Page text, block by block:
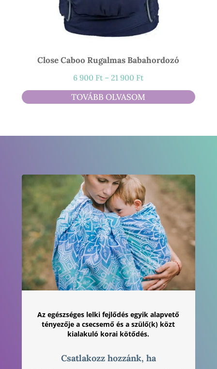
Close Caboo Rugalmas Babahordozó
6 900 Ft – 21 900 FtÁrtartomány:
6
900 Ft
TOVÁBB OLVASOM
Az egészséges lelki fejlődés egyik alapvető
tényezője a csecsemő és a szülő(k) közt
kialakuló korai kötődés.
Csatlakozz hozzánk, ha